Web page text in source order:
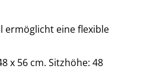
ermöglicht eine flexible
x 56 cm. Sitzhöhe: 48